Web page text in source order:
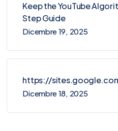
Keep the YouTube
Step Guide
Dicembre 19, 2025
https://
Dicembre 18, 2025